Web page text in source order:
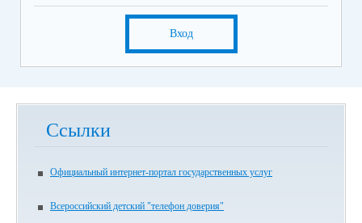
Вход
Ссылки
Официальный интернет-портал государственных услуг
Всероссийский детский "телефон доверия"